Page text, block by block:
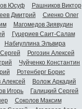
Юсуф
Рашников Виктор
Дмитрий
Сиенко Олег
Магомедов Зиявудин
Гуцериев Саит-Салам
Набиуллина Эльвира
Рогозин Алексей
Чуйченко Константин
Ротенберг Борис
Алексей
Волож Аркадий
Игорь
Галицкий Сергей
Соколов Максим